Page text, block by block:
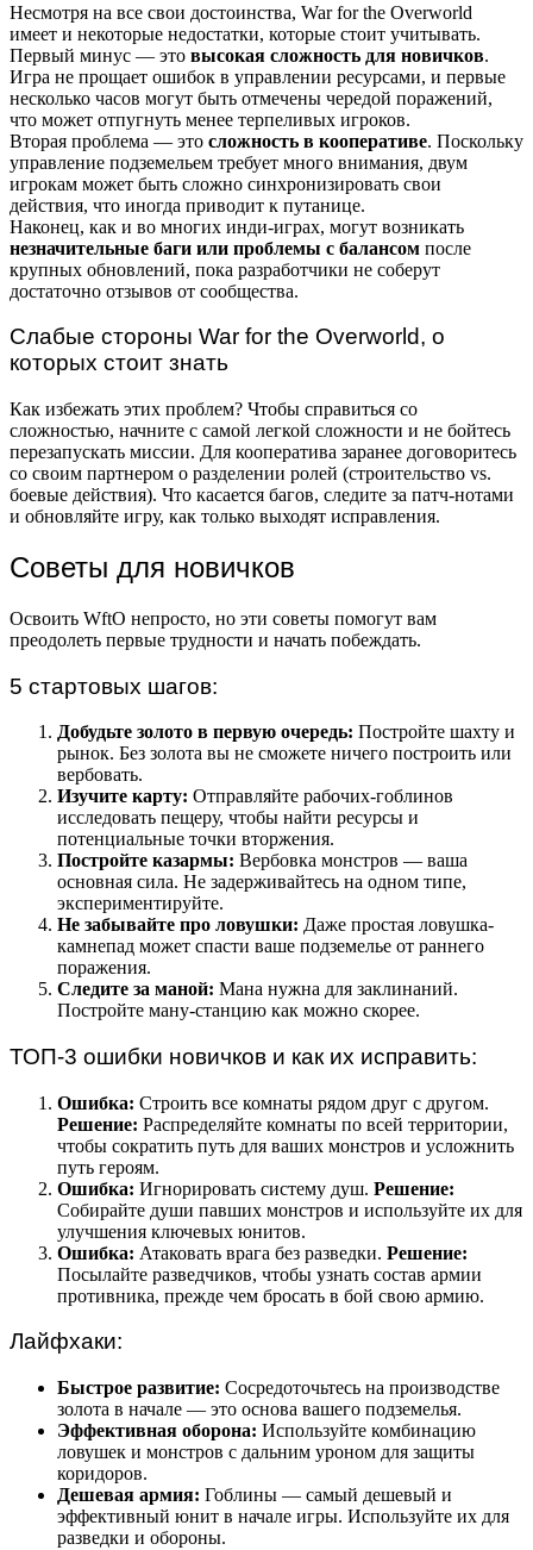
Несмотря на все свои достоинства, War for the Overworld
имеет и некоторые недостатки, которые стоит учитывать.
Первый минус — это высокая сложность для новичков.
Игра не прощает ошибок в управлении ресурсами, и первые
несколько часов могут быть отмечены чередой поражений,
что может отпугнуть менее терпеливых игроков.
Вторая проблема — это сложность в кооперативе. Поскольку
управление подземельем требует много внимания, двум
игрокам может быть сложно синхронизировать свои
действия, что иногда приводит к путанице.
Наконец, как и во многих инди-играх, могут возникать
незначительные баги или проблемы с балансом после
крупных обновлений, пока разработчики не соберут
достаточно отзывов от сообщества.
Слабые стороны War for the Overworld, о
которых стоит знать
Как избежать этих проблем? Чтобы справиться со
сложностью, начните с самой легкой сложности и не бойтесь
перезапускать миссии. Для кооператива заранее договоритесь
со своим партнером о разделении ролей (строительство vs.
боевые действия). Что касается багов, следите за патч-нотами
и обновляйте игру, как только выходят исправления.
Советы для новичков
Освоить WftO непросто, но эти советы помогут вам
преодолеть первые трудности и начать побеждать.
5 стартовых шагов:
Добудьте золото в первую очередь: Постройте шахту и
рынок. Без золота вы не сможете ничего построить или
вербовать.
Изучите карту: Отправляйте рабочих-гоблинов
исследовать пещеру, чтобы найти ресурсы и
потенциальные точки вторжения.
Постройте казармы: Вербовка монстров — ваша
основная сила. Не задерживайтесь на одном типе,
экспериментируйте.
Не забывайте про ловушки: Даже простая ловушка-
камнепад может спасти ваше подземелье от раннего
поражения.
Следите за маной: Мана нужна для заклинаний.
Постройте ману-станцию как можно скорее.
ТОП-3 ошибки новичков и как их исправить:
Ошибка: Строить все комнаты рядом друг с другом.
Решение: Распределяйте комнаты по всей территории,
чтобы сократить путь для ваших монстров и усложнить
путь героям.
Ошибка: Игнорировать систему душ. Решение:
Собирайте души павших монстров и используйте их для
улучшения ключевых юнитов.
Ошибка: Атаковать врага без разведки. Решение:
Посылайте разведчиков, чтобы узнать состав армии
противника, прежде чем бросать в бой свою армию.
Лайфхаки:
Быстрое развитие: Сосредоточьтесь на производстве
золота в начале — это основа вашего подземелья.
Эффективная оборона: Используйте комбинацию
ловушек и монстров с дальним уроном для защиты
коридоров.
Дешевая армия: Гоблины — самый дешевый и
эффективный юнит в начале игры. Используйте их для
разведки и обороны.